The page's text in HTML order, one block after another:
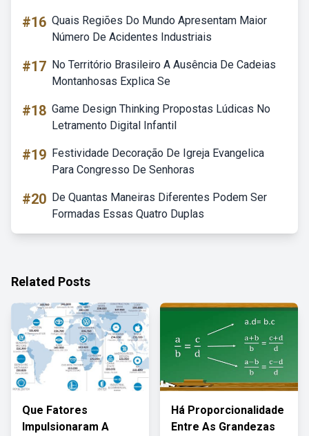
#16 Quais Regiões Do Mundo Apresentam Maior
Número De Acidentes Industriais
#17 No Território Brasileiro A Ausência De Cadeias
Montanhosas Explica Se
#18 Game Design Thinking Propostas Lúdicas No
Letramento Digital Infantil
#19 Festividade Decoração De Igreja Evangelica
Para Congresso De Senhoras
#20 De Quantas Maneiras Diferentes Podem Ser
Formadas Essas Quatro Duplas
Related Posts
Que Fatores
Impulsionaram A
Há Proporcionalidade
Entre As Grandezas